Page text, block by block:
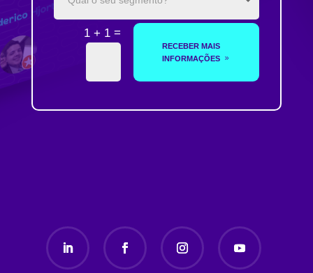
1 + 1 =
RECEBER MAIS
INFORMAÇÕES